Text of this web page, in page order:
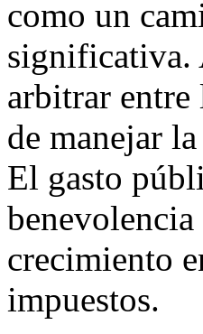
como un
significativa.
arbitrar entre
de manejar
El gasto
benevolencia
crecimiento
impuestos.